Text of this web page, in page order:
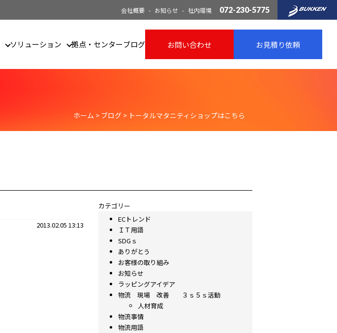
会社概要 お知らせ 社内環境 072-230-5775
ソリューション 拠点・センターブログ お問い合わせ お見積り依頼
ホーム > ブログ > トータルマタニティショップはこちら
2013.02.05 13:13
カテゴリー
ECトレンド
ＩＴ用語
SDGｓ
ありがとう
お客様の取り組み
お知らせ
ラッピングアイデア
物流 現場 改善 ３ｓ５ｓ活動
人材育成
物流事情
物流用語